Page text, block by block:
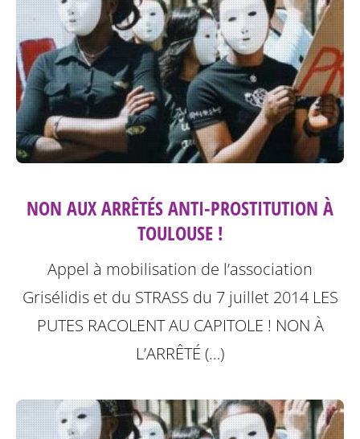
NON AUX ARRÊTÉS ANTI-PROSTITUTION À
TOULOUSE !
Appel à mobilisation de l’association
Grisélidis et du STRASS du 7 juillet 2014 LES
PUTES RACOLENT AU CAPITOLE ! NON À
L’ARRÊTÉ (…)